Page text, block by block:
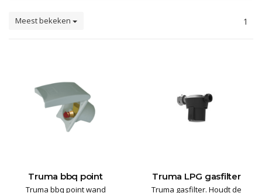
Meest bekeken 1
Truma bbq point
Truma bbq point wand
Truma LPG gasfilter
Truma gasfilter. Houdt de